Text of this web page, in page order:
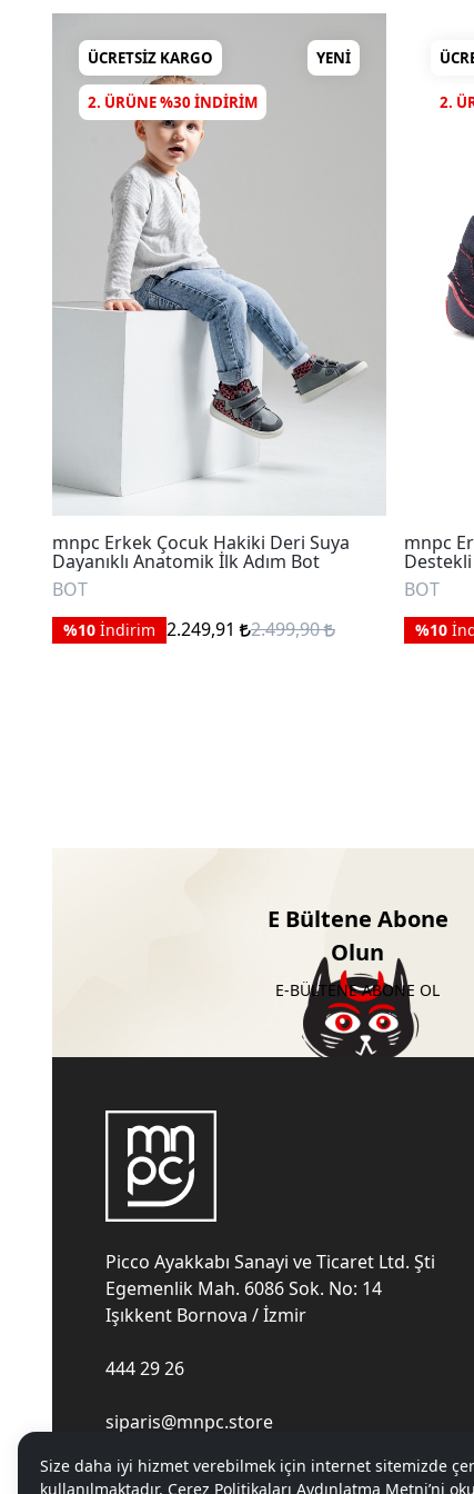
ÜCRETSIZ KARGO YENI
2. ÜRÜNE %30 INDIRIM
mnpc Erkek Çocuk Hakiki Deri Suya
Dayanıklı Anatomik İlk Adım Bot
BOT
%10 İndirim 2.249,91 2.499,90
2.
mnpc
BOT
%10
E Bültene Abone
Olun
E-BÜLTENE ABONE OL
Picco Ayakkabı Sanayi ve Ticaret Ltd. Şti
Egemenlik Mah. 6086 Sok. No: 14
Işıkkent Bornova / İzmir
444 29 26
siparis@mnpc.store
Size daha iyi hizmet verebilmek için internet sitemizde
kullanılmaktadır. Çerez Politikaları Aydınlatma Metni’ni